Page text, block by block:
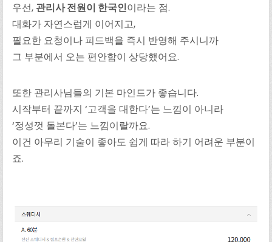
우선, 관리사 전원이 한국인이라는 점.
대화가 자연스럽게 이어지고,
필요한 요청이나 피드백을 즉시 반영해 주시니까
그 부분에서 오는 편안함이 상당했어요.
또한 관리사님들의 기본 마인드가 좋습니다.
시작부터 끝까지 ‘고객을 대한다’는 느낌이 아니라
‘정성껏 돌본다’는 느낌이랄까요.
이건 아무리 기술이 좋아도 쉽게 따라 하기 어려운 부분이
죠.